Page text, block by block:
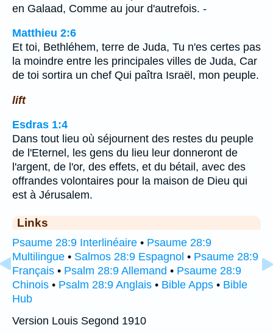
en Galaad, Comme au jour d'autrefois. -
Matthieu 2:6
Et toi, Bethléhem, terre de Juda, Tu n'es certes pas
la moindre entre les principales villes de Juda, Car
de toi sortira un chef Qui paîtra Israël, mon peuple.
lift
Esdras 1:4
Dans tout lieu où séjournent des restes du peuple
de l'Eternel, les gens du lieu leur donneront de
l'argent, de l'or, des effets, et du bétail, avec des
offrandes volontaires pour la maison de Dieu qui
est à Jérusalem.
Links
Psaume 28:9 Interlinéaire • Psaume 28:9
Multilingue • Salmos 28:9 Espagnol • Psaume 28:9
Français • Psalm 28:9 Allemand • Psaume 28:9
Chinois • Psalm 28:9 Anglais • Bible Apps • Bible
Hub
Version Louis Segond 1910